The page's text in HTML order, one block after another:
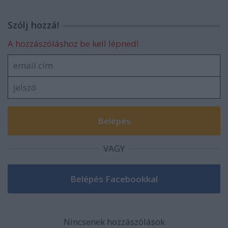
Szólj hozzá!
A hozzászóláshoz be kell lépned!
VAGY
Nincsenek hozzászólások